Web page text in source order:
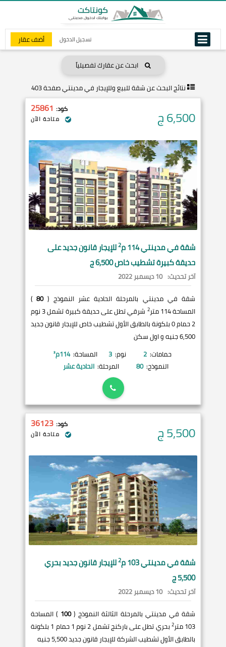
تسجيل الدخول أضف عقار
ابحث عن عقارك تفصيلياً
نتائج البحث عنشقة للبيع وللإيجار في مدينتي صفحة 403
6,500ج كود: 25861
متاحة الآن
شقة فيمدينتي114 م 2للإيجار قانون جديد على
حديقة كبيرة تشطيب خاص 6,500 ج
آخر تحديث: 10 ديسمبر 2022
شقة في مدينتي بالمرحلة الحادية عشر النموذج (80
)
المساحة 114 متر
2
شرقي تطل على حديقة كبيرة تشمل 3 نوم
2 حمام 0 بلكونة بالطابق الأول تشطيب خاص للإيجار قانون جديد
6,500 جنيه و اول سكن
حمامات: 2 نوم: 3 المساحة: 114م²
النموذج: 80 المرحلة: الحادية عشر
5,500ج كود: 36123
متاحة الآن
شقة فيمدينتي 2للإيجار قانون جديد بحري
5,500 ج
آخر تحديث: 10 ديسمبر 2022
شقة في مدينتي بالمرحلة الثالثة النموذج (100 ) المساحة
103 متر
2
بحري تطل على باركنج تشمل 2 نوم 1 حمام 1 بلكونة
بالطابق الأول تشطيب الشركة للإيجار قانون جديد 5,500 جنيه